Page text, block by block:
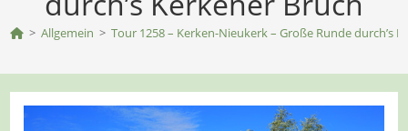
> Allgemein > Tour 1258 – Kerken-Nieukerk – Große Runde durch’s